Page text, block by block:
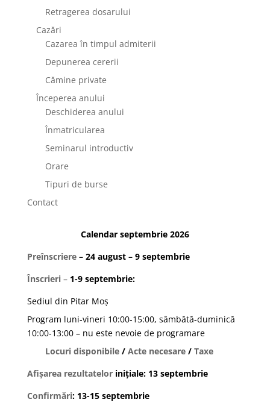
Retragerea dosarului
Cazări
Cazarea în timpul admiterii
Depunerea cererii
Cămine private
Începerea anului
Deschiderea anului
Înmatricularea
Seminarul introductiv
Orare
Tipuri de burse
Contact
Calendar septembrie 2026
Preînscriere– 24 august – 9 septembrie
Înscrieri – 1-9 septembrie:
Sediul din Pitar Moș
Program luni-vineri 10:00-15:00, sâmbătă-duminică
10:00-13:00 – nu este nevoie de programare
Locuri disponibile/ Acte necesare/ Taxe
Afișarea rezultatelorinițiale: 13 septembrie
Confirmări: 13-15 septembrie